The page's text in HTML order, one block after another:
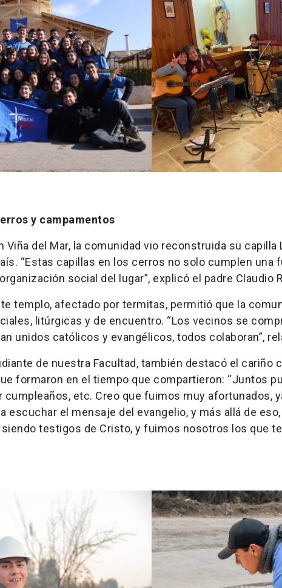
y campamentos
Viña del Mar, la comunidad vio reconstruida su capilla
“Estas capillas en los cerros no solo cumplen una
social del lugar”, explicó el padre Claudio
templo, afectado por termitas, permitió que la
litúrgicas y de encuentro. “Los vecinos se
unidos católicos y evangélicos, todos colaboran”,
de nuestra Facultad, también destacó el cariño
formaron en el tiempo que compartieron: “Juntos
cumpleaños, etc. Creo que fuimos muy afortunados,
escuchar el mensaje del evangelio, y más allá de
testigos de Cristo, y fuimos nosotros los que